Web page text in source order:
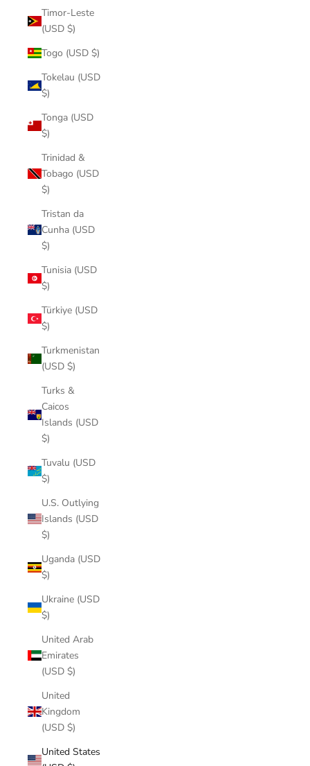
Timor-Leste
(USD $)
Togo (USD $)
Tokelau (USD
$)
Tonga (USD
$)
Trinidad &
Tobago (USD
$)
Tristan da
Cunha (USD
$)
Tunisia (USD
$)
Türkiye (USD
$)
Turkmenistan
(USD $)
Turks &
Caicos
Islands (USD
$)
Tuvalu (USD
$)
U.S. Outlying
Islands (USD
$)
Uganda (USD
$)
Ukraine (USD
$)
United Arab
Emirates
(USD $)
United
Kingdom
(USD $)
United States